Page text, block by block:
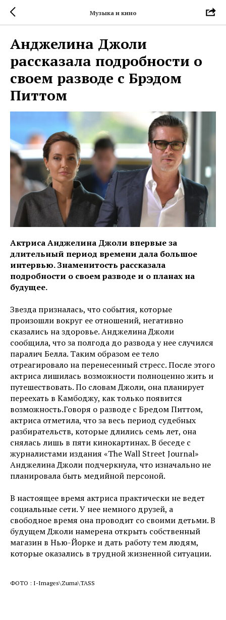
Музыка и кино
Анджелина Джоли
рассказала подробности о
своем разводе с Брэдом
Питтом
Актриса Анджелина Джоли впервые за
длительный период времени дала большое
интервью. Знаменитость рассказала
подробности о своем разводе и о планах на
будущее.
Звезда призналась, что события, которые
произошли вокруг ее отношений, негативно
сказались на здоровье. Анджелина Джоли
сообщила, что за полгода до развода у нее случился
паралич Белла. Таким образом ее тело
отреагировало на перенесенный стресс. После этого
актриса лишилась возможности полноценно жить и
путешествовать. По словам Джоли, она планирует
переехать в Камбоджу, как только появится
возможность.Говоря о разводе с Бредом Питтом,
актриса отметила, что за весь период судебных
разбирательств, которые длились семь лет, она
снялась лишь в пяти кинокартинах. В беседе с
журналистами издания «The Wall Street Journal»
Анджелина Джоли подчеркнула, что изначально не
планировала быть медийной персоной.
В настоящее время актриса практически не ведет
социальные сети. У нее немного друзей, а
свободное время она проводит со своими детьми. В
будущем Джоли намерена открыть собственный
магазин в Нью-Йорке и дать работу тем людям,
которые оказались в трудной жизненной ситуации.
ФОТО : I-Images\Zuma\TASS